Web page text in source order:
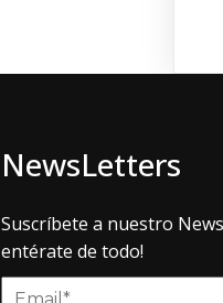
NewsLetters
Suscríbete a nuestro
entérate de todo!